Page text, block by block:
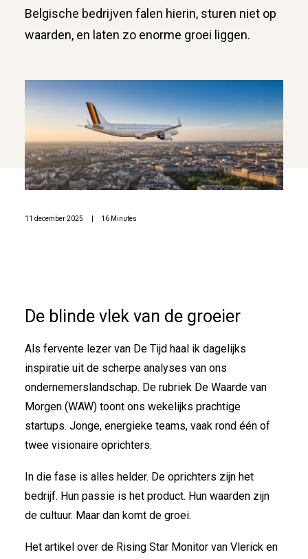
Belgische bedrijven falen hierin, sturen niet op
waarden, en laten zo enorme groei liggen.
11 december 2025 16 Minutes
De blinde vlek van de groeier
Als fervente lezer van De Tijd haal ik dagelijks
inspiratie uit de scherpe analyses van ons
ondernemerslandschap. De rubriek De Waarde van
Morgen (WAW) toont ons wekelijks prachtige
startups. Jonge, energieke teams, vaak rond één of
twee visionaire oprichters.
In die fase is alles helder. De oprichters zijn het
bedrijf. Hun passie is het product. Hun waarden zijn
de cultuur. Maar dan komt de groei.
Het artikel over de Rising Star Monitor van Vlerick en